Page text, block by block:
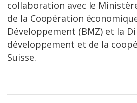
collaboration avec le
de la Coopération
Développement (BMZ) et la
développement et de la
Suisse.